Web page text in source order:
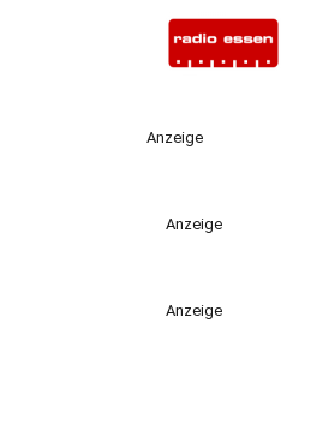
Anzeige
Anzeige
Anzeige